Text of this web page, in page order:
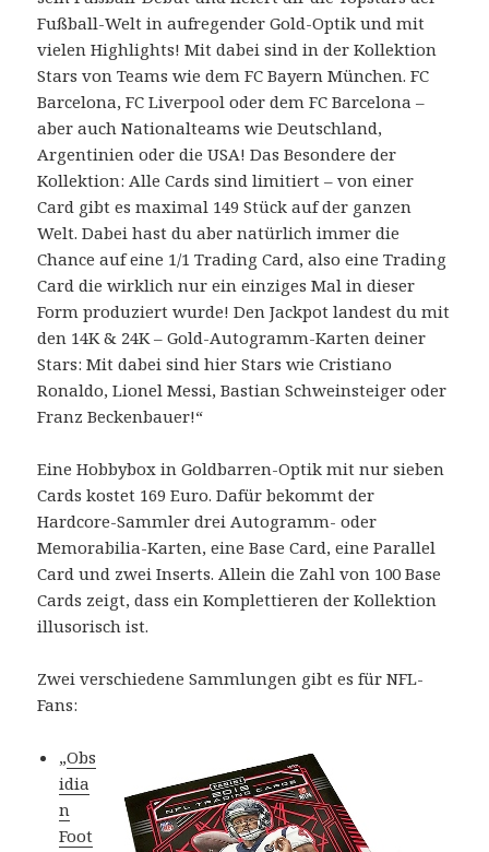
Fußball-Welt in aufregender Gold-Optik und mit
vielen Highlights! Mit dabei sind in der Kollektion
Stars von Teams wie dem FC Bayern München. FC
Barcelona, FC Liverpool oder dem FC Barcelona –
aber auch Nationalteams wie Deutschland,
Argentinien oder die USA! Das Besondere der
Kollektion: Alle Cards sind limitiert – von einer
Card gibt es maximal 149 Stück auf der ganzen
Welt. Dabei hast du aber natürlich immer die
Chance auf eine 1/1 Trading Card, also eine Trading
Card die wirklich nur ein einziges Mal in dieser
Form produziert wurde! Den Jackpot landest du mit
den 14K & 24K – Gold-Autogramm-Karten deiner
Stars: Mit dabei sind hier Stars wie Cristiano
Ronaldo, Lionel Messi, Bastian Schweinsteiger oder
Franz Beckenbauer!“
Eine Hobbybox in Goldbarren-Optik mit nur sieben
Cards kostet 169 Euro. Dafür bekommt der
Hardcore-Sammler drei Autogramm- oder
Memorabilia-Karten, eine Base Card, eine Parallel
Card und zwei Inserts. Allein die Zahl von 100 Base
Cards zeigt, dass ein Komplettieren der Kollektion
illusorisch ist.
Zwei verschiedene Sammlungen gibt es für NFL-
Fans:
„Obs
idia
n
Foot